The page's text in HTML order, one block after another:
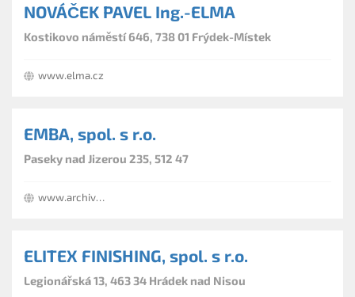
NOVÁČEK PAVEL Ing.-ELMA
Kostikovo náměstí 646, 738 01 Frýdek-Místek
www.elma.cz
EMBA, spol. s r.o.
Paseky nad Jizerou 235, 512 47
www.archivbox.cz
ELITEX FINISHING, spol. s r.o.
Legionářská 13, 463 34 Hrádek nad Nisou